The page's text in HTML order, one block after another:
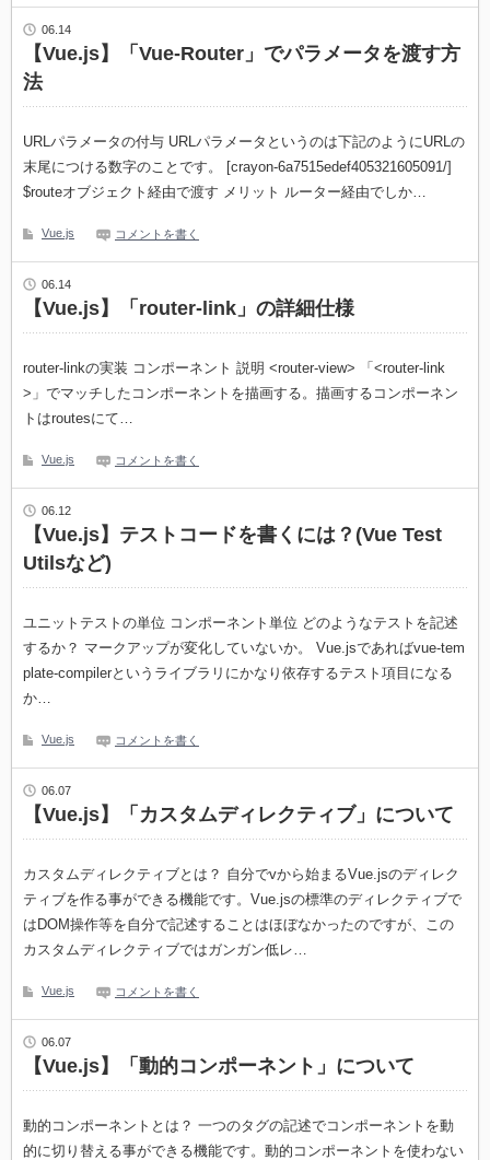
06.14
【Vue.js】「Vue-Router」でパラメータを渡す方
法
URLパラメータの付与 URLパラメータというのは下記のようにURLの
末尾につける数字のことです。 [crayon-6a7515edef405321605091/]
$routeオブジェクト経由で渡す メリット ルーター経由でしか…
Vue.js コメントを書く
06.14
【Vue.js】「router-link」の詳細仕様
router-linkの実装 コンポーネント 説明 <router-view> 「<router-link
>」でマッチしたコンポーネントを描画する。描画するコンポーネン
トはroutesにて…
Vue.js コメントを書く
06.12
【Vue.js】テストコードを書くには？(Vue Test
Utilsなど)
ユニットテストの単位 コンポーネント単位 どのようなテストを記述
するか？ マークアップが変化していないか。 Vue.jsであればvue-tem
plate-compilerというライブラリにかなり依存するテスト項目になる
か…
Vue.js コメントを書く
06.07
【Vue.js】「カスタムディレクティブ」について
カスタムディレクティブとは？ 自分でvから始まるVue.jsのディレク
ティブを作る事ができる機能です。Vue.jsの標準のディレクティブで
はDOM操作等を自分で記述することはほぼなかったのですが、この
カスタムディレクティブではガンガン低レ…
Vue.js コメントを書く
06.07
【Vue.js】「動的コンポーネント」について
動的コンポーネントとは？ 一つのタグの記述でコンポーネントを動
的に切り替える事ができる機能です。動的コンポーネントを使わない